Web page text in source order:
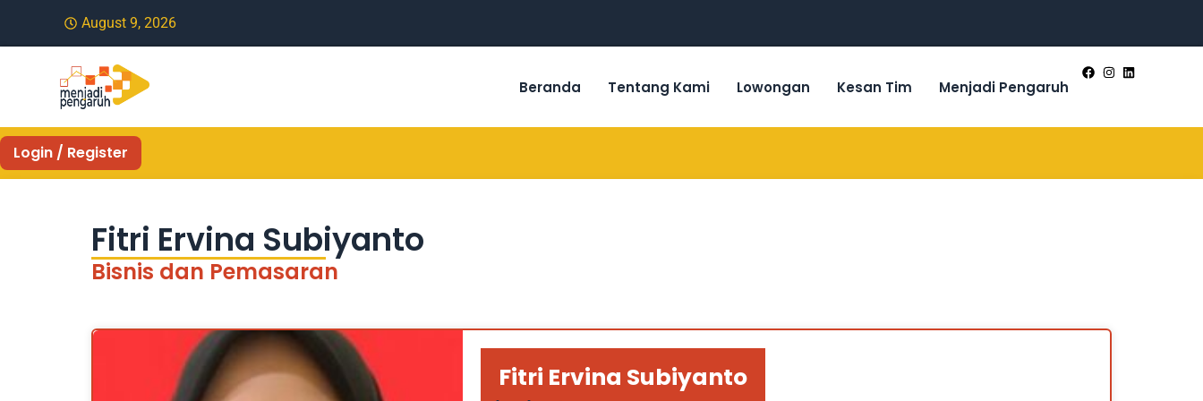
August 9, 2026
Beranda Tentang Kami Lowongan Kesan Tim Menjadi Pengaruh
Login / Register
Fitri Ervina Subiyanto
Bisnis dan Pemasaran
Fitri Ervina Subiyanto